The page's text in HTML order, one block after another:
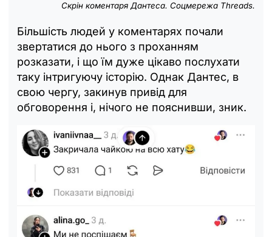
Скрін коментаря Дантеса. Соцмережа Threads.
Більшість людей у коментарях почали
звертатися до нього з проханням
розказати, і що їм дуже цікаво послухати
таку інтригуючу історію. Однак Дантес, в
свою чергу, закинув привід для
обговорення і, нічого не пояснивши, зник.